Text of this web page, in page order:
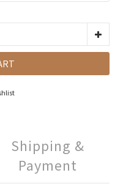
Shipping &
Payment